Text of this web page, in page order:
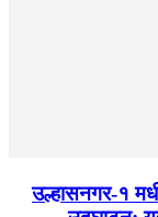
उल्हासनगर-१